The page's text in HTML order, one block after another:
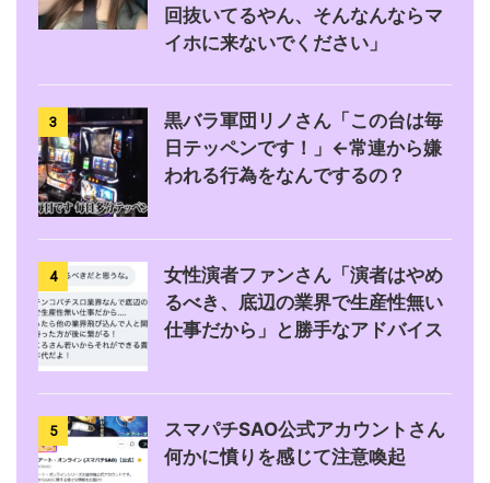
回抜いてるやん、そんなんならマ
イホに来ないでください」
3
黒バラ軍団リノさん「この台は毎
日テッペンです！」←常連から嫌
われる行為をなんでするの？
4
女性演者ファンさん「演者はやめ
るべき、底辺の業界で生産性無い
仕事だから」と勝手なアドバイス
5
スマパチSAO公式アカウントさん
何かに憤りを感じて注意喚起